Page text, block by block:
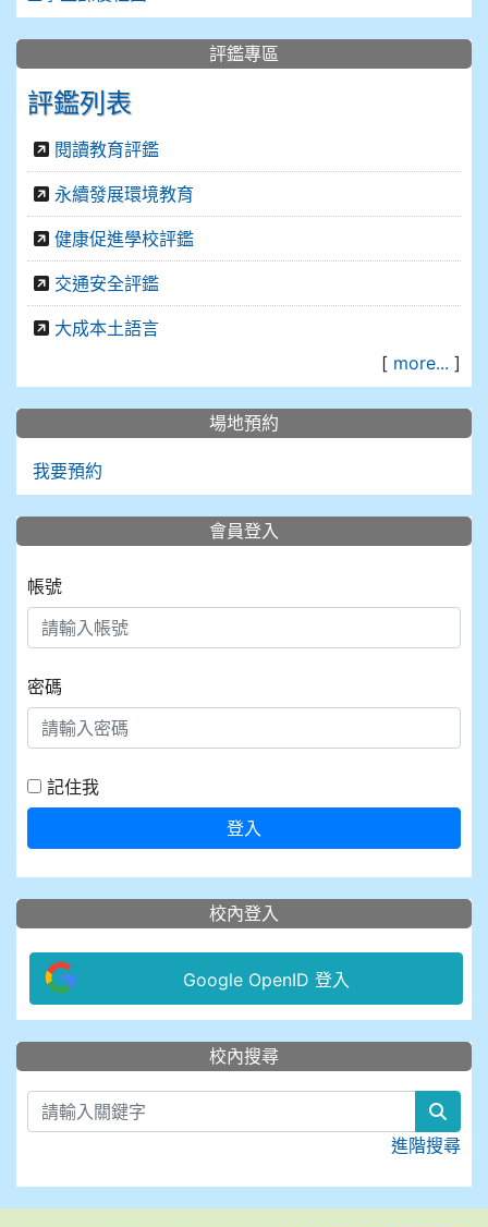
評鑑專區
評鑑列表
閱讀教育評鑑
永續發展環境教育
健康促進學校評鑑
交通安全評鑑
大成本土語言
[ more... ]
場地預約
我要預約
會員登入
帳號
密碼
記住我
登入
校內登入
Google OpenID 登入
::: 校內搜尋
進階搜尋